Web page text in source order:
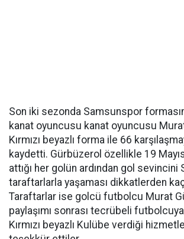
Son iki sezonda Samsunspor
kanat oyuncusu kanat oyuncusu
Kırmızı beyazlı forma ile 66
kaydetti. Gürbüzerol özellikle 19
attığı her golün ardından gol
taraftarlarla yaşaması dikkatlerden
Taraftarlar ise golcü futbolcu Murat
paylaşımı sonrası tecrübeli
Kırmızı beyazlı Kulübe verdiği